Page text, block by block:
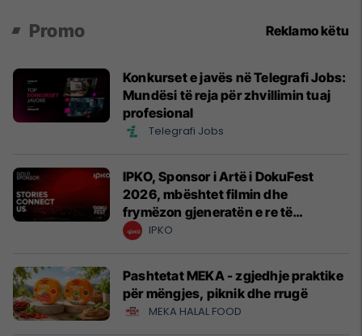
Promo Reklamo këtu
Konkurset e javës në Telegrafi Jobs:
Mundësi të reja për zhvillimin tuaj
profesional
Telegrafi Jobs
IPKO, Sponsor i Artë i DokuFest
2026, mbështet filmin dhe
frymëzon gjeneratën e re të
krijuesve
IPKO
Pashtetat MEKA - zgjedhje praktike
për mëngjes, piknik dhe rrugë
MEKA HALAL FOOD